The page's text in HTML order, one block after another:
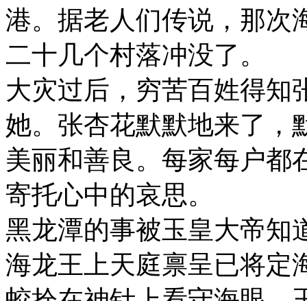
港。据老人们传说，那次
二十几个村落冲没了。
大灾过后，穷苦百姓得知
她。张杏花默默地来了，
美丽和善良。每家每户都
寄托心中的哀思。
黑龙潭的事被玉皇大帝知
海龙王上天庭禀呈已将定